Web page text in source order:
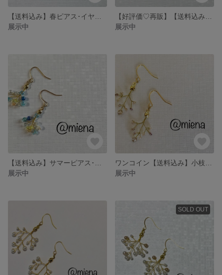
展示中
展示中
展示中
展示中
SOLD OUT